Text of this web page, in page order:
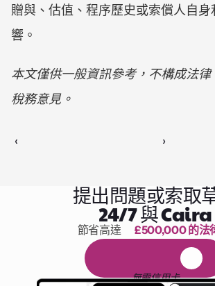
贈與、估值、程序歷史或索償人自
響。
本文僅供一般資訊參考，不構成法
稅務意見。
‹ ›
提出問題或索取
24/7 與 Caira
1,000 小時
節省高達 £500,000 的法
無需信用卡